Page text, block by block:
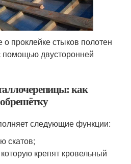
проклейке стыков полотен
помощью двусторонней
как
следующие функции:
скатов;
крепят кровельный